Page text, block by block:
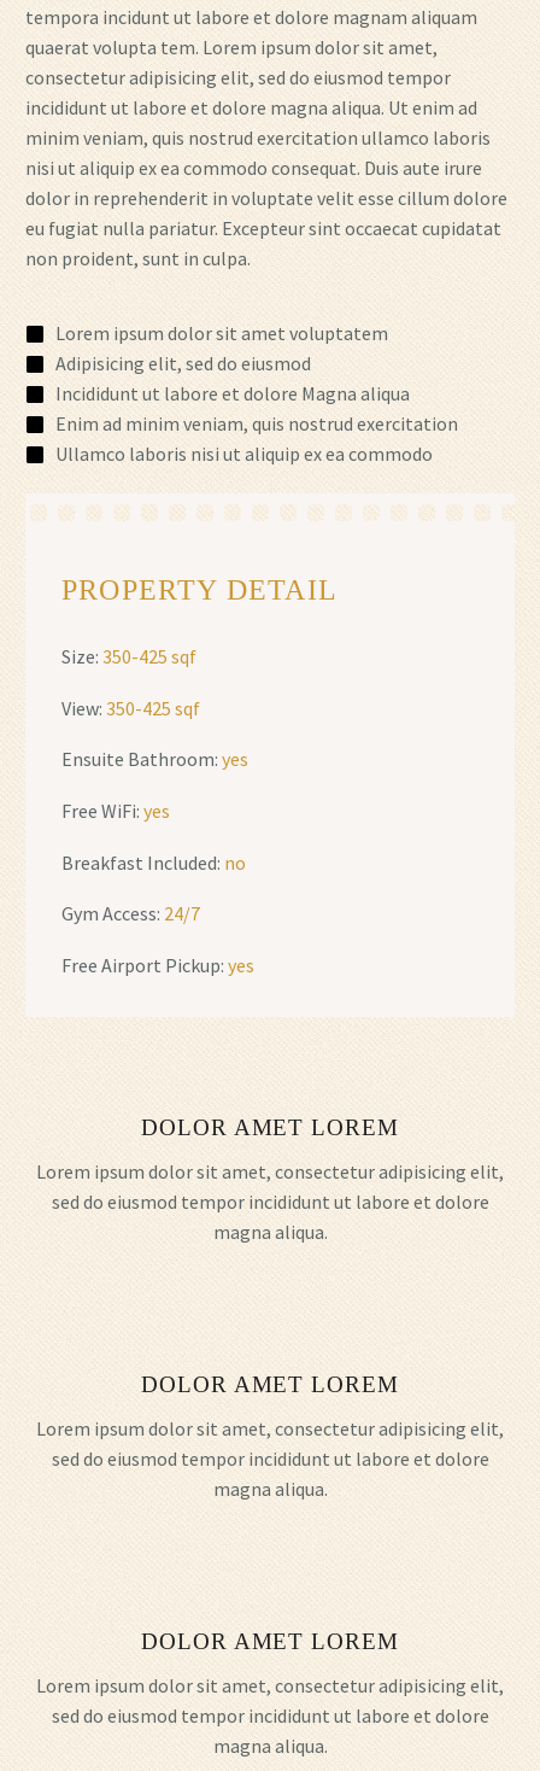
tempora incidunt ut labore et dolore magnam aliquam
quaerat volupta tem. Lorem ipsum dolor sit amet,
consectetur adipisicing elit, sed do eiusmod tempor
incididunt ut labore et dolore magna aliqua. Ut enim ad
minim veniam, quis nostrud exercitation ullamco laboris
nisi ut aliquip ex ea commodo consequat. Duis aute irure
dolor in reprehenderit in voluptate velit esse cillum dolore
eu fugiat nulla pariatur. Excepteur sint occaecat cupidatat
non proident, sunt in culpa.
Lorem ipsum dolor sit amet voluptatem
Adipisicing elit, sed do eiusmod
Incididunt ut labore et dolore Magna aliqua
Enim ad minim veniam, quis nostrud exercitation
Ullamco laboris nisi ut aliquip ex ea commodo
PROPERTY DETAIL
Size: 350-425 sqf
View: 350-425 sqf
Ensuite Bathroom: yes
Free WiFi: yes
Breakfast Included: no
Gym Access: 24/7
Free Airport Pickup: yes
DOLOR AMET LOREM
Lorem ipsum dolor sit amet, consectetur adipisicing elit,
sed do eiusmod tempor incididunt ut labore et dolore
magna aliqua.
DOLOR AMET LOREM
Lorem ipsum dolor sit amet, consectetur adipisicing elit,
sed do eiusmod tempor incididunt ut labore et dolore
magna aliqua.
DOLOR AMET LOREM
Lorem ipsum dolor sit amet, consectetur adipisicing elit,
sed do eiusmod tempor incididunt ut labore et dolore
magna aliqua.